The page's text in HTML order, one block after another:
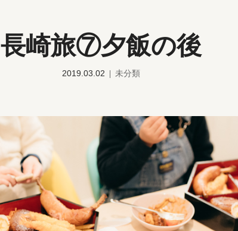
長崎旅⑦夕飯の後
2019.03.02 未分類